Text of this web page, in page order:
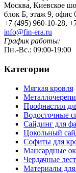
Москва, Киевское
блок Б, этаж 9, офис
+7 (495) 960-10-28,
info@fin-era.ru
График работы:
Пн.-Вс.: 09:00-19:00
Категории
Мягкая кровля
Профнастил
Водосточные
Сайдинг для
Цокольный
Софиты для
Мансардные
Чердачные
Материалы